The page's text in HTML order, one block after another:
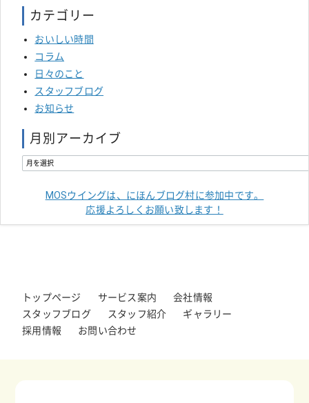
カテゴリー
おいしい時間
コラム
日々のこと
スタッフブログ
お知らせ
月別アーカイブ
MOSウイングは、にほんブログ村に参加中です。
応援よろしくお願い致します！
トップページ サービス案内
会社情報
スタッフブログ
スタッフ紹介
ギャラリー
採用情報
お問い合わせ